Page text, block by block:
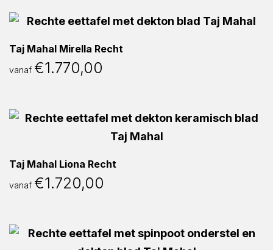
Taj Mahal Mirella Recht
vanaf €1.770,00
Taj Mahal Liona Recht
vanaf €1.720,00